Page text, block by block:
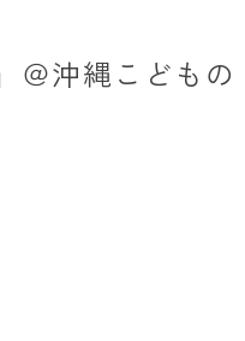
＠沖縄こどもの